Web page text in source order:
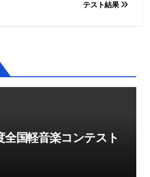
テスト結果
全国軽音楽コンテスト